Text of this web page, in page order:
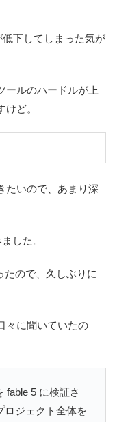
下してしまった気が
ールのハードルが上
ど。
たいので、あまり深
した。
たので、久しぶりに
々に聞いていたの
fable 5 に検証さ
ロジェクト全体を